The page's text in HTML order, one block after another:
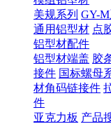
美规系列 GY-M
通用铝型材 点
铝型材配件
铝型材端盖 胶
接件 国标螺母
材角码链接件
件
亚克力板 产品